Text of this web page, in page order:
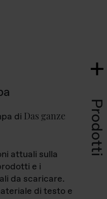
Prodotti
di Das ganze
attuali sulla
e i
da scaricare.
di testo e